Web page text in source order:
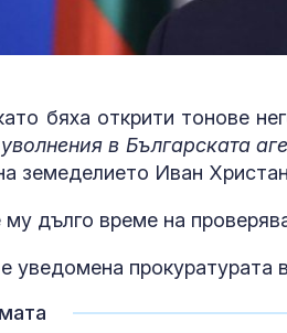
бяха открити тонове
в Българската
земеделието Иван
дълго време на
уведомена прокуратурата